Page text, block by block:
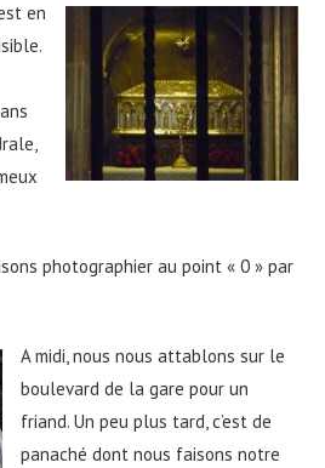
en
photographier au point « 0 » par
A midi, nous nous attablons sur le
boulevard de la gare pour un
friand. Un peu plus tard, c’est de
panaché dont nous faisons notre